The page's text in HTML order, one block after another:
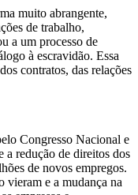
muito abrangente,
de trabalho,
a um processo de
à escravidão. Essa
contratos, das relações
Congresso Nacional e
a redução de direitos dos
de novos empregos.
vieram e a mudança na